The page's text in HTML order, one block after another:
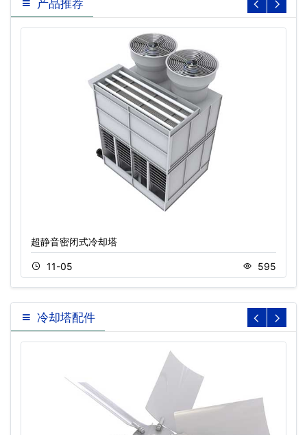
产品推荐
超静音密闭式冷却塔
11-05 595
冷却塔配件